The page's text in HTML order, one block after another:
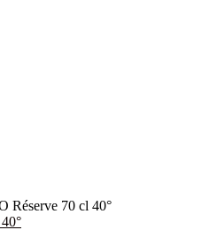
Réserve 70 cl 40°